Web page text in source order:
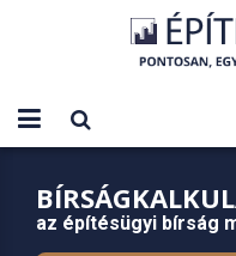
az építésügyi bírság